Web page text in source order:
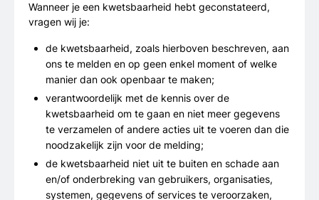
Wanneer je een kwetsbaarheid hebt geconstateerd,
vragen wij je:
de kwetsbaarheid, zoals hierboven beschreven, aan
ons te melden en op geen enkel moment of welke
manier dan ook openbaar te maken;
verantwoordelijk met de kennis over de
kwetsbaarheid om te gaan en niet meer gegevens
te verzamelen of andere acties uit te voeren dan die
noodzakelijk zijn voor de melding;
de kwetsbaarheid niet uit te buiten en schade aan
en/of onderbreking van gebruikers, organisaties,
systemen, gegevens of services te veroorzaken,